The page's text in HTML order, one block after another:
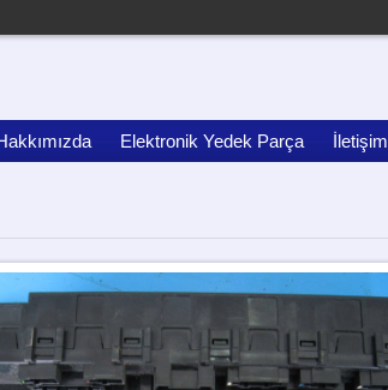
Elektronik Yedek Parça İletişim